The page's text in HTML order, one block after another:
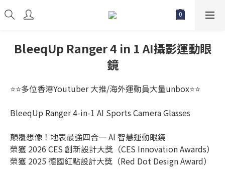
BleeqUp Ranger 4 in 1 AI攝影運動眼
鏡
⭐⭐多位香港Youtuber 大推/海外運動員大量unbox⭐⭐
BleeqUp Ranger 4-in-1 AI Sports Camera Glasses
顛覆想像！地表最強四合一 AI 智慧運動眼鏡
榮獲 2026 CES 創新設計大獎（CES Innovation Awards）
榮獲 2025 德國紅點設計大獎（Red Dot Design Award）